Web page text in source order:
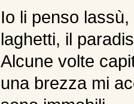
Io li penso
laghetti, il
Alcune volte
una brezza mi